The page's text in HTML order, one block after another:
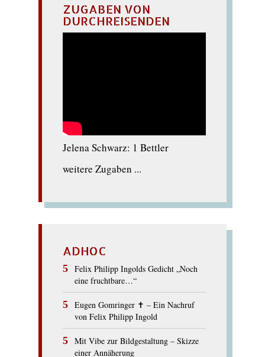
ZUGABEN VON
DURCHREISENDEN
Jelena Schwarz: 1 Bettler
weitere Zugaben ...
ADHOC
Felix Philipp Ingolds Gedicht „Noch
eine fruchtbare…“
Eugen Gomringer ✝︎ – Ein Nachruf
von Felix Philipp Ingold
Mit Vibe zur Bildgestaltung – Skizze
einer Annäherung